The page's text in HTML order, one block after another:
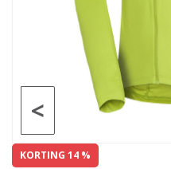
<
KORTING 14 %